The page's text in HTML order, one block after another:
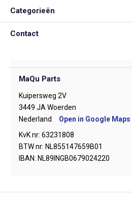
Categorieën
Contact
MaQu Parts
Kuipersweg 2V
3449 JA Woerden
Nederland
Open in Google Maps
KvK nr: 63231808
BTW nr: NL855147659B01
IBAN: NL89INGB0679024220